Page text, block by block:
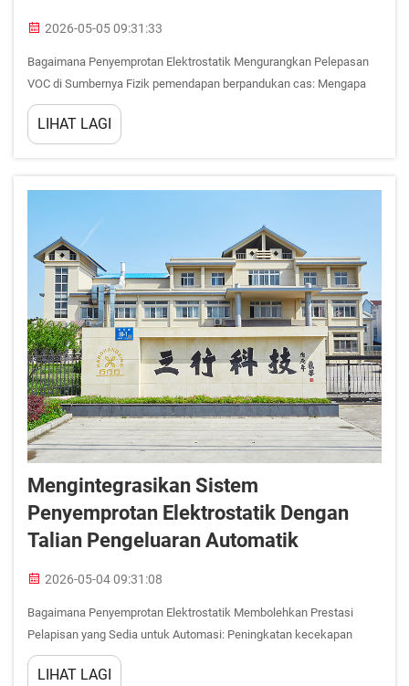
2026-05-05 09:31:33
Bagaimana Penyemprotan Elektrostatik Mengurangkan Pelepasan
VOC di Sumbernya Fizik pemendapan berpandukan cas: Mengapa
daya tarikan elektrostatik meminimumkan percikan berlebihan dan
pelepasan pelarut Penyemprotan elektrostatik memberikan cas
LIHAT LAGI
Mengintegrasikan Sistem
Penyemprotan Elektrostatik Dengan
Talian Pengeluaran Automatik
2026-05-04 09:31:08
Bagaimana Penyemprotan Elektrostatik Membolehkan Prestasi
Pelapisan yang Sedia untuk Automasi: Peningkatan kecekapan
pemindahan (sehingga 90%) dan pengurangan sisa bahan
berbanding penyemprotan konvensional. Penyemprotan elektrostatik
LIHAT LAGI